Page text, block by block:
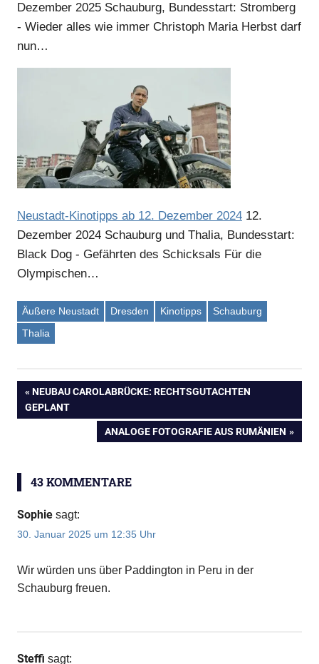
Dezember 2025 Schauburg, Bundesstart: Stromberg
- Wieder alles wie immer Christoph Maria Herbst darf
nun…
Neustadt-Kinotipps ab 12. Dezember 2024 12.
Dezember 2024 Schauburg und Thalia, Bundesstart:
Black Dog - Gefährten des Schicksals Für die
Olympischen…
Äußere Neustadt Dresden Kinotipps
Schauburg
Thalia
Beitragsnavigation
VORHERIGER
BEITRAG:
NEUBAU CAROLABRÜCKE: RECHTSGUTACHTEN
GEPLANT
NÄCHSTER
ANALOGE FOTOGRAFIE AUS RUMÄNIEN
43 KOMMENTARE
Sophie sagt:
30. Januar 2025 um 12:35 Uhr
Wir würden uns über Paddington in Peru in der
Schauburg freuen.
Steffi sagt: